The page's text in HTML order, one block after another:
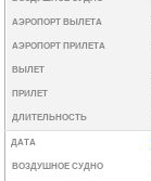
АЭРОПОРТ ВЫЛЕТА
АЭРОПОРТ ПРИЛЕТА
ВЫЛЕТ
ПРИЛЕТ
ДЛИТЕЛЬНОСТЬ
ДАТА
ВОЗДУШНОЕ СУДНО